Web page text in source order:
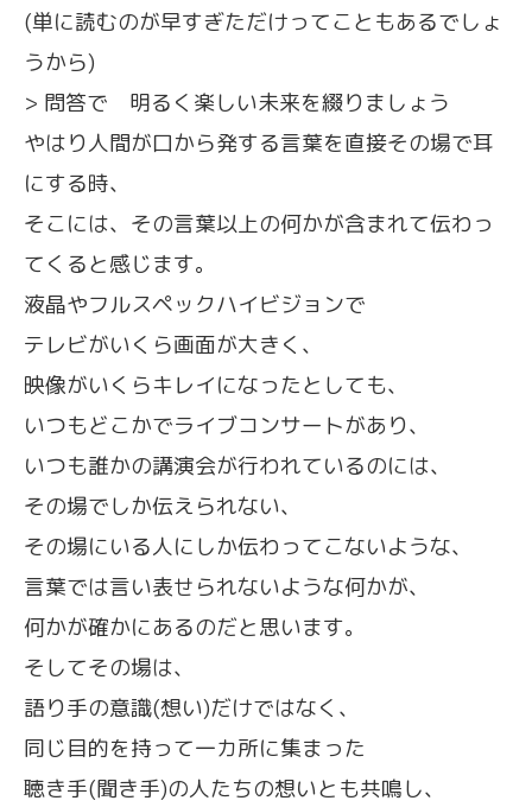
(単に読むのが早すぎただけってこともあるでしょ
うから)
> 問答で 明るく楽しい未来を綴りましょう
やはり人間が口から発する言葉を直接その場で耳
にする時、
そこには、その言葉以上の何かが含まれて伝わっ
てくると感じます。
液晶やフルスペックハイビジョンで
テレビがいくら画面が大きく、
映像がいくらキレイになったとしても、
いつもどこかでライブコンサートがあり、
いつも誰かの講演会が行われているのには、
その場でしか伝えられない、
その場にいる人にしか伝わってこないような、
言葉では言い表せられないような何かが、
何かが確かにあるのだと思います。
そしてその場は、
語り手の意識(想い)だけではなく、
同じ目的を持って一カ所に集まった
聴き手(聞き手)の人たちの想いとも共鳴し、